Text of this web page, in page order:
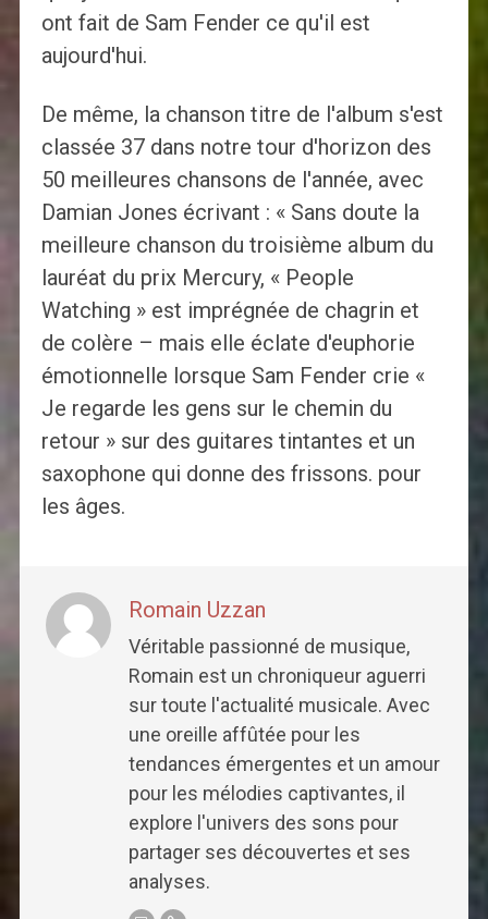
ont fait de Sam Fender ce qu'il est
aujourd'hui.
De même, la chanson titre de l'album s'est
classée 37 dans notre tour d'horizon des
50 meilleures chansons de l'année, avec
Damian Jones écrivant : « Sans doute la
meilleure chanson du troisième album du
lauréat du prix Mercury, « People
Watching » est imprégnée de chagrin et
de colère – mais elle éclate d'euphorie
émotionnelle lorsque Sam Fender crie «
Je regarde les gens sur le chemin du
retour » sur des guitares tintantes et un
saxophone qui donne des frissons. pour
les âges.
Romain Uzzan
Véritable passionné de musique,
Romain est un chroniqueur aguerri
sur toute l'actualité musicale. Avec
une oreille affûtée pour les
tendances émergentes et un amour
pour les mélodies captivantes, il
explore l'univers des sons pour
partager ses découvertes et ses
analyses.